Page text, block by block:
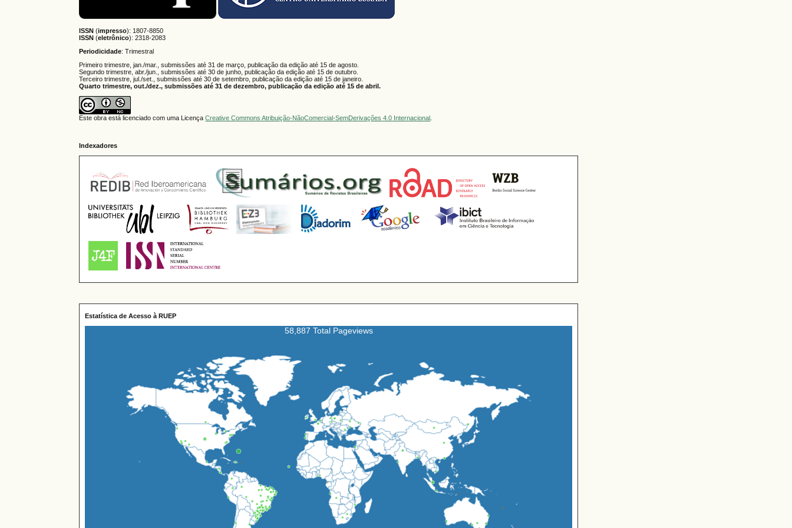
ISSN (impresso): 1807-8850
ISSN (eletrônico):2318-2083
Periodicidade: Trimestral
Primeiro trimestre, jan./mar., submissões até 31 de março, publicação da edição até 15 de agosto.
Segundo trimestre, abr./jun., submissões até 30 de junho, publicação da edição até 15 de outubro.
Terceiro trimestre, jul./set., submissões até 30 de setembro, publicação da edição até 15 de janeiro.
Quarto trimestre, out./dez., submissões até 31 de dezembro, publicação da edição até 15 de abril.
Este obra está licenciado com uma LicençaCreative Commons Atribuição-NãoComercial-SemDerivações 4.0 Internacional
Indexadores
Estatística de Acesso à RUEP
58,887 Total Pageviews